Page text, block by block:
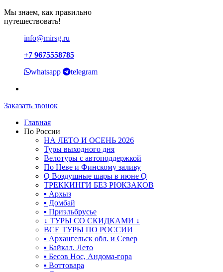
Мы знаем, как правильно
путешествовать!
info@mirsg.ru
+7 9675558785
whatsapp telegram
Заказать звонок
Главная
По России
НА ЛЕТО И ОСЕНЬ 2026
Туры выходного дня
Велотуры с автоподдержкой
По Неве и Финскому заливу
Ǫ Воздушные шары в июне Ǫ
ТРЕККИНГИ БЕЗ РЮКЗАКОВ
▪ Архыз
▪ Домбай
▪ Приэльбрусье
↓ ТУРЫ СО СКИДКАМИ ↓
ВСЕ ТУРЫ ПО РОССИИ
▪ Архангельск обл. и Север
▪ Байкал. Лето
▪ Бесов Нос, Андома-гора
▪ Воттовара